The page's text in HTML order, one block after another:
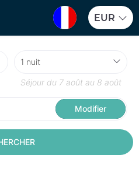
EUR
Séjour du 7 août au 8 août
Modifier